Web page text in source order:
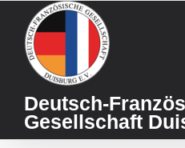
content
Deutsch-
Gesellschaft